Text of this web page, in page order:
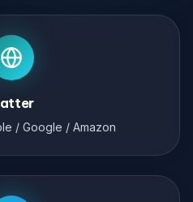
/ Google / Amazon